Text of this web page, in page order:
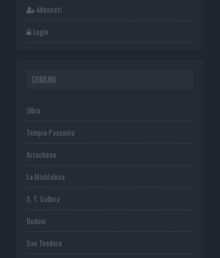
Abbonati
Login
COMUNI
Olbia
Tempio Pausania
Arzachena
La Maddalena
S. T. Gallura
Budoni
San Teodoro